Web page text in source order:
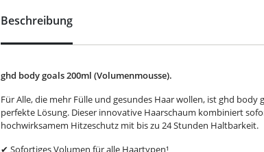
Beschreibung
ghd body goals 200ml (Volumenmousse).
Für Alle, die mehr Fülle und gesundes Haar wollen, ist ghd
perfekte Lösung. Dieser innovative Haarschaum kombiniert
hochwirksamem Hitzeschutz mit bis zu 24 Stunden Haltbarkeit.
✔ Sofortiges Volumen für alle Haartypen¹